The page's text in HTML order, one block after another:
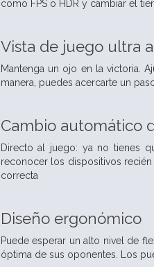
como FPS o HDR y cambiar el
Vista de juego ultra
Mantenga un ojo en la victoria.
manera, puedes acercarte un
Cambio automático
Directo al juego: ya no tienes
reconocer los dispositivos
correcta
Diseño ergonómico
Puede esperar un alto nivel de
óptima de sus oponentes. Los